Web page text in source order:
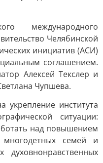
международного
Челябинской
инициатив (АСИ)
соглашением.
Алексей Текслер и
Чупшева.
укрепление института
ситуации:
над повышением
многодетных семей и
духовнонравственных